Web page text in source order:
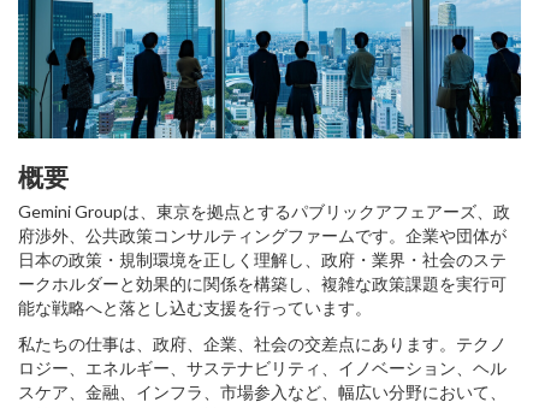
概要
Gemini Groupは、東京を拠点とするパブリックアフェアーズ、政
府渉外、公共政策コンサルティングファームです。企業や団体が
日本の政策・規制環境を正しく理解し、政府・業界・社会のステ
ークホルダーと効果的に関係を構築し、複雑な政策課題を実行可
能な戦略へと落とし込む支援を行っています。
私たちの仕事は、政府、企業、社会の交差点にあります。テクノ
ロジー、エネルギー、サステナビリティ、イノベーション、ヘル
スケア、金融、インフラ、市場参入など、幅広い分野において、